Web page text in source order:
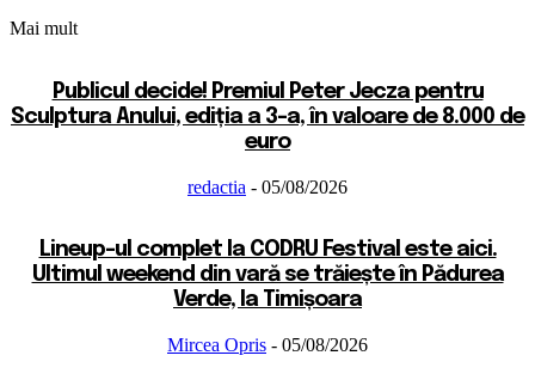
Mai mult
Publicul decide! Premiul Peter Jecza pentru
Sculptura Anului, ediția a 3-a, în valoare de 8.000 de
euro
redactia - 05/08/2026
Lineup-ul complet la CODRU Festival este aici.
Ultimul weekend din vară se trăiește în Pădurea
Verde, la Timișoara
Mircea Opris - 05/08/2026